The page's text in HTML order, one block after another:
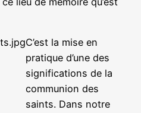
C’est la mise en
pratique d’une des
significations de la
communion des
saints. Dans notre